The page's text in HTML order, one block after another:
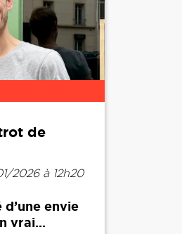
de
2026 à 12h20
d’une envie
vrai...